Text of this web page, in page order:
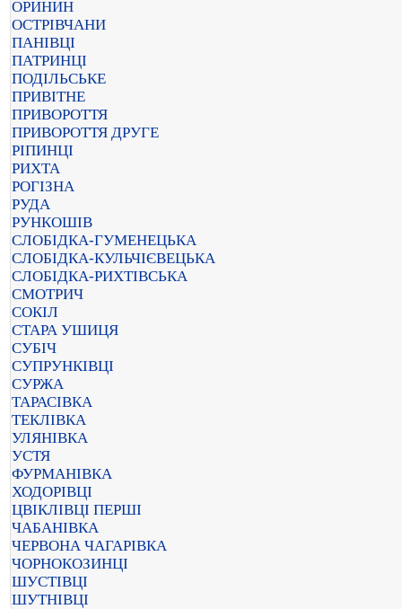
ОРИНИН
ОСТРІВЧАНИ
ПАНІВЦІ
ПАТРИНЦІ
ПОДІЛЬСЬКЕ
ПРИВІТНЕ
ПРИВОРОТТЯ
ПРИВОРОТТЯ ДРУГЕ
РІПИНЦІ
РИХТА
РОГІЗНА
РУДА
РУНКОШІВ
СЛОБІДКА-ГУМЕНЕЦЬКА
СЛОБІДКА-КУЛЬЧІЄВЕЦЬКА
СЛОБІДКА-РИХТІВСЬКА
СМОТРИЧ
СОКІЛ
СТАРА УШИЦЯ
СУБІЧ
СУПРУНКІВЦІ
СУРЖА
ТАРАСІВКА
ТЕКЛІВКА
УЛЯНІВКА
УСТЯ
ФУРМАНІВКА
ХОДОРІВЦІ
ЦВІКЛІВЦІ ПЕРШІ
ЧАБАНІВКА
ЧЕРВОНА ЧАГАРІВКА
ЧОРНОКОЗИНЦІ
ШУСТІВЦІ
ШУТНІВЦІ